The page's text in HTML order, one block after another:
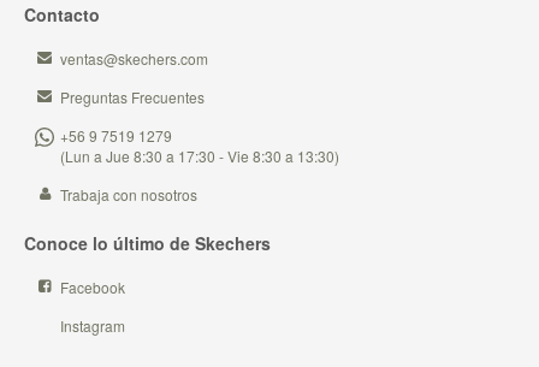
Contacto
ventas@skechers.com
Preguntas Frecuentes
+56 9 7519 1279
(Lun a Jue 8:30 a 17:30 - Vie 8:30 a 13:30)
Trabaja con nosotros
Conoce lo último de Skechers
Facebook
Instagram